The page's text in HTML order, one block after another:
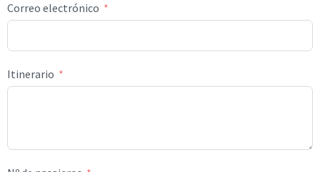
Correo electrónico
Itinerario